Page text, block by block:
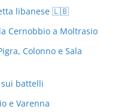
libanese 🇱🇧
Cernobbio a Moltrasio
Colonno e Sala
battelli
e Varenna